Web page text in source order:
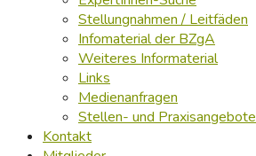
Stellungnahmen / Leitfäden
Infomaterial der BZgA
Weiteres Informaterial
Links
Medienanfragen
Stellen- und Praxisangebote
Kontakt